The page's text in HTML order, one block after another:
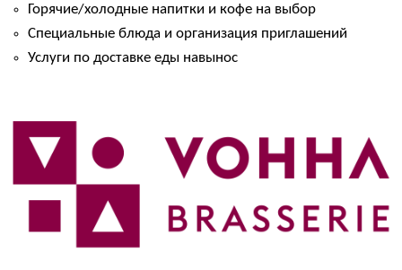
Горячие/холодные напитки и кофе на выбор
Специальные блюда и организация приглашений
Услуги по доставке еды навынос